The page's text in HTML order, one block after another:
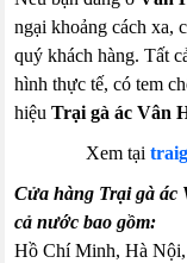
ngại khoảng cách xa,
quý khách hàng. Tất
hình thực tế, có tem
hiệuTrại gà ác Vân
Xem tại
Cửa hàng Trại gà ác
cả nước bao gồm:
Hồ Chí Minh, Hà